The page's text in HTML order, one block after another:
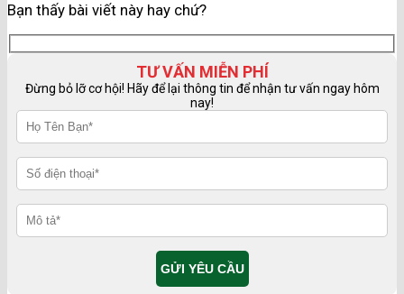
Bạn thấy bài viết này hay chứ?
TƯ VẤN MIỄN PHÍ
Đừng bỏ lỡ cơ hội! Hãy để lại thông tin để nhận tư vấn ngay hôm
nay!